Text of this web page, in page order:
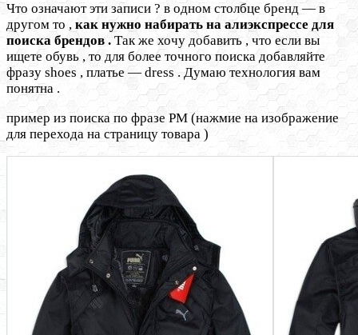
Что означают эти записи ? в одном столбце бренд — в
другом то , как нужно набирать на алиэкспрессе для
поиска брендов . Так же хочу добавить , что если вы
ищете обувь , то для более точного поиска добавляйте
фразу shoes , платье — dress . Думаю технология вам
понятна .
пример из поиска по фразе PM (нажмие на изображение
для перехода на страницу товара )